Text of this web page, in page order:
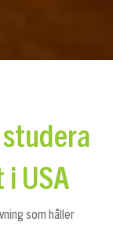
studera
USA
som håller